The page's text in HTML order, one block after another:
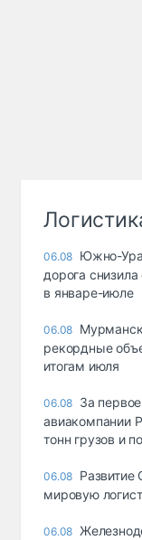
06.08 Южно-
дорога
в январе-июле
06.08
рекордные
итогам июля
06.08 За
авиакомпании
тонн грузов и
06.08 Развитие
мировую
06.08